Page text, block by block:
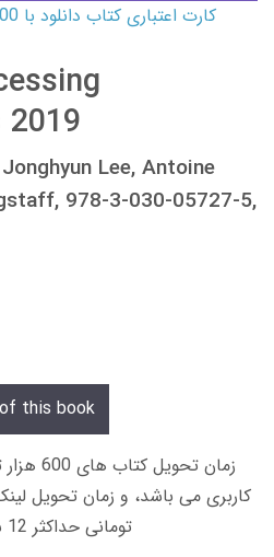
Lee, Antoine
978-3-030-05727-5,
this book
زمان
تومانی حداکثر 12 ساعت از طریق پیامک/ایمیل